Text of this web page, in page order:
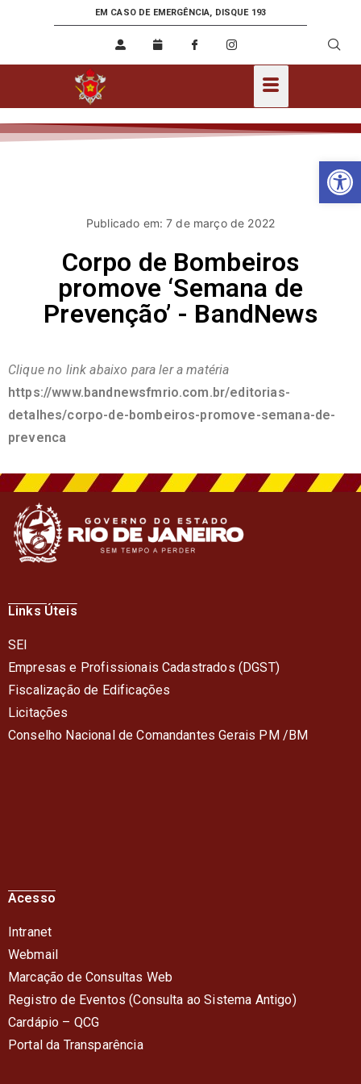
EM CASO DE EMERGÊNCIA, DISQUE 193
Publicado em: 7 de março de 2022
Corpo de Bombeiros
promove ‘Semana de
Prevenção’ - BandNews
Clique no link abaixo para ler a matéria
https://www.bandnewsfmrio.com.br/editorias-
detalhes/corpo-de-bombeiros-promove-semana-de-
prevenca
Links Úteis
SEI
Empresas e Profissionais Cadastrados (DGST)
Fiscalização de Edificações
Licitações
Conselho Nacional de Comandantes Gerais PM /BM
Acesso
Intranet
Webmail
Marcação de Consultas Web
Registro de Eventos (Consulta ao Sistema Antigo)
Cardápio – QCG
Portal da Transparência